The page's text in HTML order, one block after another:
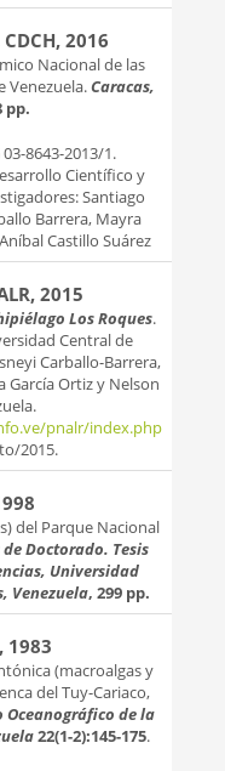
2016
Nacional de las
Venezuela.Caracas,
pp.
8643-2013/1.
Científico y
Santiago
Barrera, Mayra
Castillo Suárez
2015
Los Roques.
Central de
Carballo-Barrera,
García Ortiz y Nelson
pnalr/index.php
2015.
del Parque Nacional
de Doctorado. Tesis
Universidad
Venezuela, 299 pp.
1983
(macroalgas y
del Tuy-Cariaco,
de la
22(1-2):145-175.